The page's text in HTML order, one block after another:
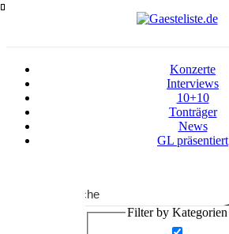
Konzerte
Interviews
10+10
Tonträger
News
GL präsentiert
Suche
Filter by Kategorien